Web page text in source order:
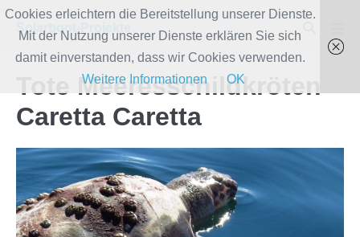
Zum
Inhalt
springen
Solarboot-Projekte
Schalter
Tote Meeresschildkröten
Caretta Caretta
Cookies erleichtern die Bereitstellung unserer Dienste.
Mit der Nutzung unserer Dienste erklären Sie sich
damit einverstanden, dass wir Cookies verwenden.
Weitere Informationen
OK